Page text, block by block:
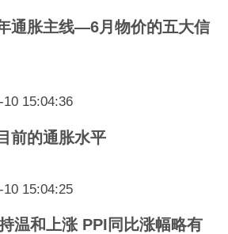
通胀主线—6月物价的五大信
15:04:36
前的通胀水平
15:04:25
温和上涨 PPI同比涨幅略有